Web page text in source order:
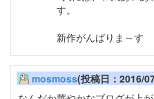
す。
新作がんばりま～す
mosmoss(投稿日：2016/